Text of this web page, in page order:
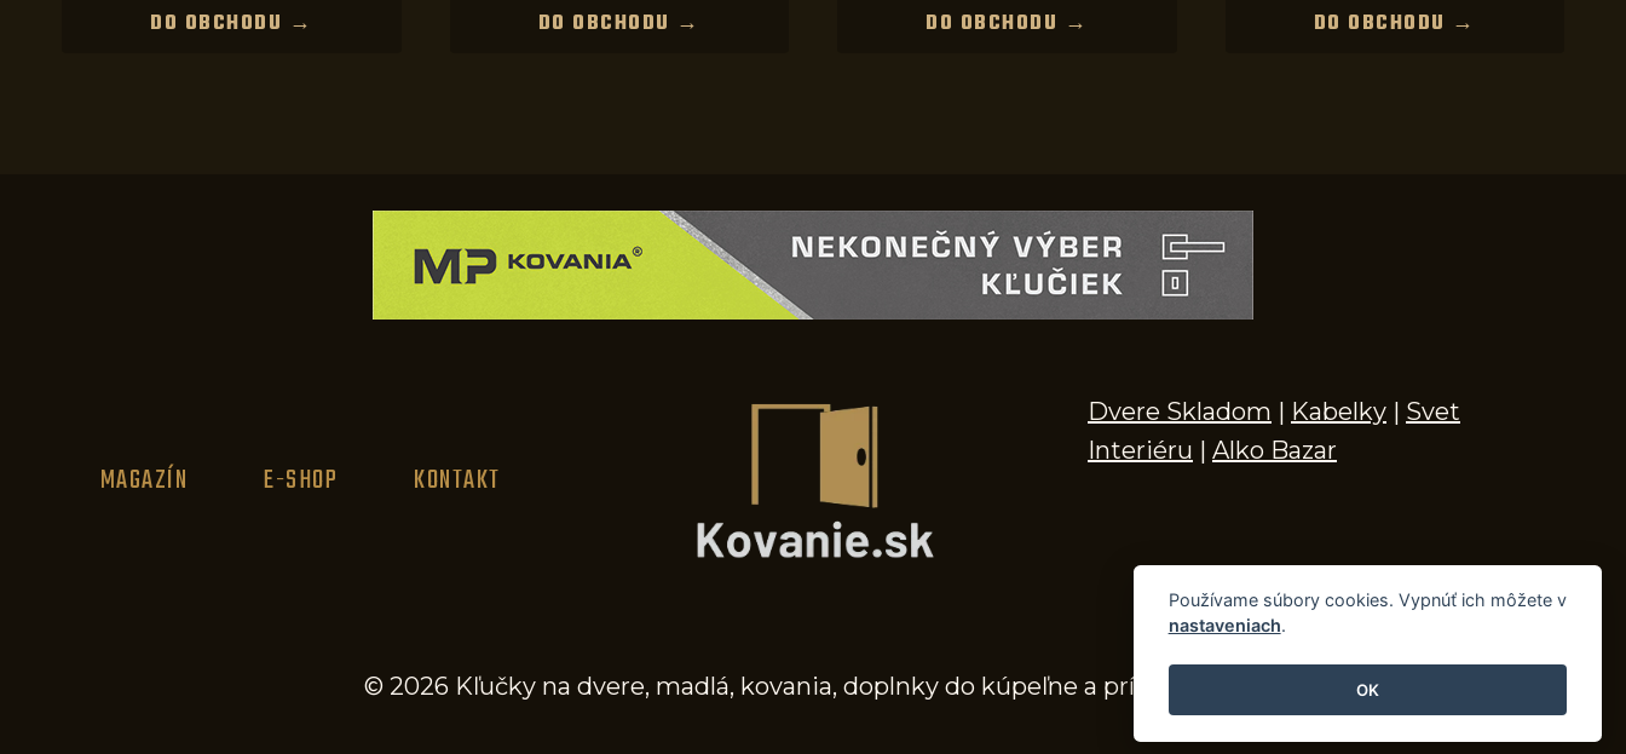
DO OBCHODU → DO OBCHODU → DO OBCHODU → DO OBCHODU →
MAGAZÍN E-SHOP KONTAKT
Dvere Skladom | Kabelky | Svet
Interiéru | Alko Bazar
© 2026 Kľučky na dvere, madlá, kovania, doplnky do kúpeľne a príslušenstvo
Používame súbory cookies. Vypnúť ich môžete v
nastaveniach.
OK